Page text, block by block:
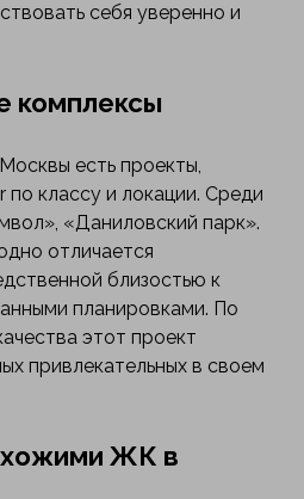
себя уверенно и
комплексы
есть проекты,
по классу и локации. Среди
«Даниловский парк».
отличается
близостью к
планировками. По
этот проект
привлекательных в своем
ЖК в